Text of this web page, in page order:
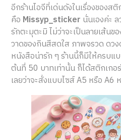
อีกร้านไอจีที่เด่นดังในเรื่องของส
คือ Missyp_sticker นั่นเองค่ะ
รักตะมุตะมิ ไม่ว่าจะเป็นลายเส้น
วาดของกินสีสดใส ภาพจรวด ดว
หนังสือน่ารัก ๆ ร้านนี้ก็มีให้ครบแ
ต้นที่ 50 บาทเท่านั้น ก็ได้สติกเกอ
เลยว่าจะสั่งแบบไซส์ A5 หรือ